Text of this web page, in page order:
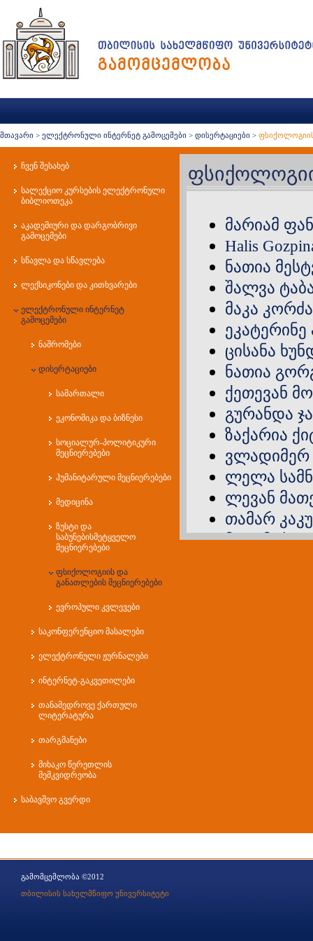
მთავარი > ელექტრონული ინტერნეტ გამოცემები > დისერტაციები >
ჩვენ შესახებ
სალექციო კურსების ელექტრონული
ბიბლიოთეკა
აკადემიური და დარგობრივი
გამოცემები
სწავლა და სწავლება
ლექსიკონები და კითხვარები
ელექტრონული ინტერნეტ
გამოცემები
ნაშრომები
დისერტაციები
სამართალი
ეკონომიკა და ბიზნესი
სოციალურ-პოლიტიკური
მეცნიერებები
ჰუმანიტარული მეცნიერებები
მედიცინა
ზუსტი და
საბუნებისმეტყველო
მეცნიერებები
ფსიქოლოგიის და
განათლების მეცნიერებები
ევროპული კვლევები
საკონფერენციო მასალები
ელექტრონული ჟურნალები
ინტერნეტ-გაკვეთილები
თანამედროვე ქართული
ლიტერატურა
თარგმანები
მიხაკო წერეთლის
მემკვიდრეობა
საბავშვო გვერდი
მარიამ
Halis
ნათია
შალვა
მაკა
ცისანა
ნათია
ქეთევან
გურანდა
ზაქარია
ვლადიმერ
ლელა
ლევან
თამარ
მაია
გამომცემლობა ©2012
თბილისის სახელმწიფო უნივერსიტეტი